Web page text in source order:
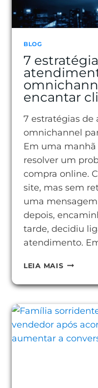
BLOG
7
encantar
7 estratégias
omnichannel
Em uma
resolver um
compra online.
site, mas sem
uma
depois,
tarde, decidiu
atendimento.
LEIA MAIS7